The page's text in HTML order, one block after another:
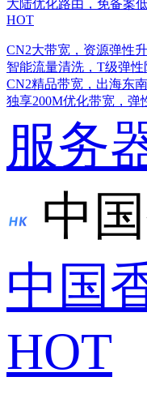
大陆优化路由，免备案
HOT
CN2大带宽，资源弹性
智能流量清洗，T级弹性
CN2精品带宽，出海东
独享200M优化带宽，弹
服务
中
中国
HOT